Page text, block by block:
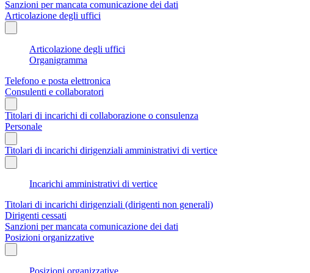
Sanzioni per mancata comunicazione dei dati
Articolazione degli uffici
Articolazione degli uffici
Organigramma
Telefono e posta elettronica
Consulenti e collaboratori
Titolari di incarichi di collaborazione o consulenza
Personale
Titolari di incarichi dirigenziali amministrativi di vertice
Incarichi amministrativi di vertice
Titolari di incarichi dirigenziali (dirigenti non generali)
Dirigenti cessati
Sanzioni per mancata comunicazione dei dati
Posizioni organizzative
Posizioni organizzative